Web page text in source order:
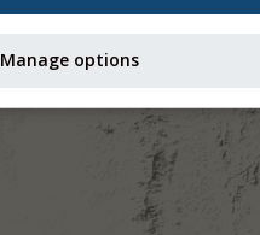
Manage options